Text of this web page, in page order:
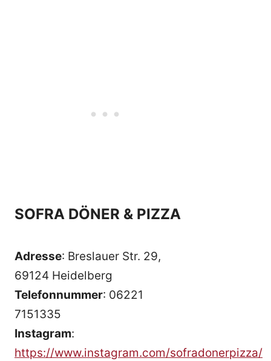
SOFRA DÖNER & PIZZA
Adresse: Breslauer Str. 29,
69124 Heidelberg
Telefonnummer: 06221
7151335
Instagram:
https://www.instagram.com/sofradonerpizza/